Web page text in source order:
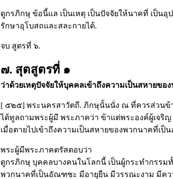
ดูกรภิกษุ ข้อนี้แล เป็นเหตุ เป็นปัจจัยให้นาคที่ เป็นอุ
รักษาอุโบสถและสละกายได้.
จบ สูตรที่ ๖.
๗. สุตสูตรที่ ๑
ว่าด้วยเหตุปัจจัยให้บุคคลเข้าถึงความเป็นสหายข
[ ๕๒๕] พระนครสาวัตถี. ภิกษุนั้นนั่ง ณ ที่ควรส่วนข้
ได้ทูลถามพระผู้มี พระภาคว่า ข้าแต่พระองค์ผู้เจริ
เมื่อตายไปเข้าถึงความเป็นสหายของพวกนาคที่เป็
พระผู้มีพระภาคตรัสตอบว่า
ดูกรภิกษุ บุคคลบางคนในโลกนี้ เป็นผู้กระทำกรรมทั้
พวกนาคที่เป็นอัณฑชะ มีอายุยืน มีวรรณะงาม มีคว